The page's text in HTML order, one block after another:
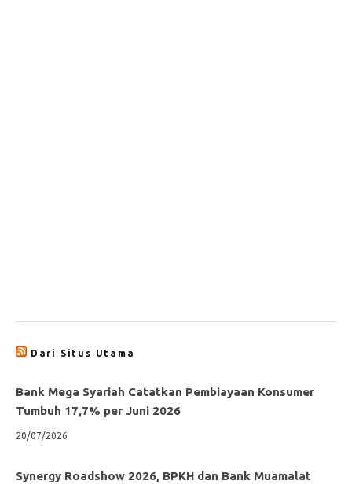
Dari Situs Utama
Bank Mega Syariah Catatkan Pembiayaan Konsumer
Tumbuh 17,7% per Juni 2026
20/07/2026
Synergy Roadshow 2026, BPKH dan Bank Muamalat